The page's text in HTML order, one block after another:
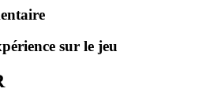
sur le jeu